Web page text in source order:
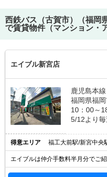
西鉄バス（古賀市）（福岡県
で賃貸物件（マンション・
エイブル新宮店
鹿児島本
福岡県福
10：00～
5/12より
得意エリア 福工大前駅/新宮中央
エイブルは仲介手数料半月分でご